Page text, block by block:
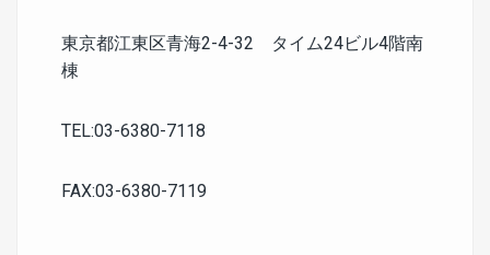
東京都江東区青海2-4-32 タイム24ビル4階南
棟
TEL:03-6380-7118
FAX:03-6380-7119